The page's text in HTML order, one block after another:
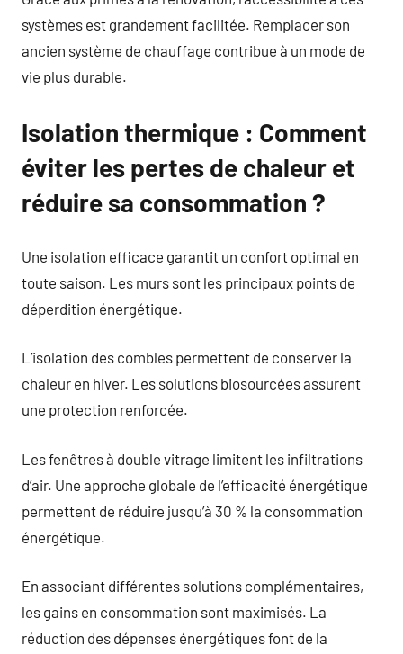
systèmes est grandement facilitée. Remplacer son
ancien système de chauffage contribue à un mode de
vie plus durable.
Isolation thermique : Comment
éviter les pertes de chaleur et
réduire sa consommation ?
Une isolation efficace garantit un confort optimal en
toute saison. Les murs sont les principaux points de
déperdition énergétique.
L’isolation des combles permettent de conserver la
chaleur en hiver. Les solutions biosourcées assurent
une protection renforcée.
Les fenêtres à double vitrage limitent les infiltrations
d’air. Une approche globale de l’efficacité énergétique
permettent de réduire jusqu’à 30 % la consommation
énergétique.
En associant différentes solutions complémentaires,
les gains en consommation sont maximisés. La
réduction des dépenses énergétiques font de la